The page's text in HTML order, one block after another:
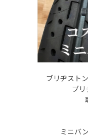
ブリヂスト
ブ
ミニバ